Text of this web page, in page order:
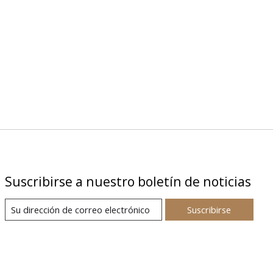
Suscribirse a nuestro boletín de noticias
Suscribirse